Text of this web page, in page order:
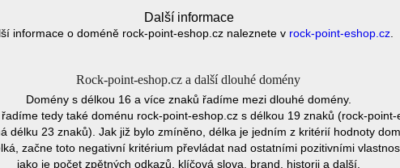
Další informace
informace o doméně rock-point-eshop.cz naleznete v rock-point-eshop.cz
Rock-point-eshop.cz a další dlouhé domény
Domény s délkou 16 a více znaků řadíme mezi dlouhé domény.
tedy také doménu rock-point-eshop.cz s délkou 19 znaků (rock-
délku 23 znaků). Jak již bylo zmíněno, délka je jedním z kritérií hodnoty
začne toto negativní kritérium převládat nad ostatními pozitivními
jako je počet zpětných odkazů, klíčová slova, brand, historii a další.